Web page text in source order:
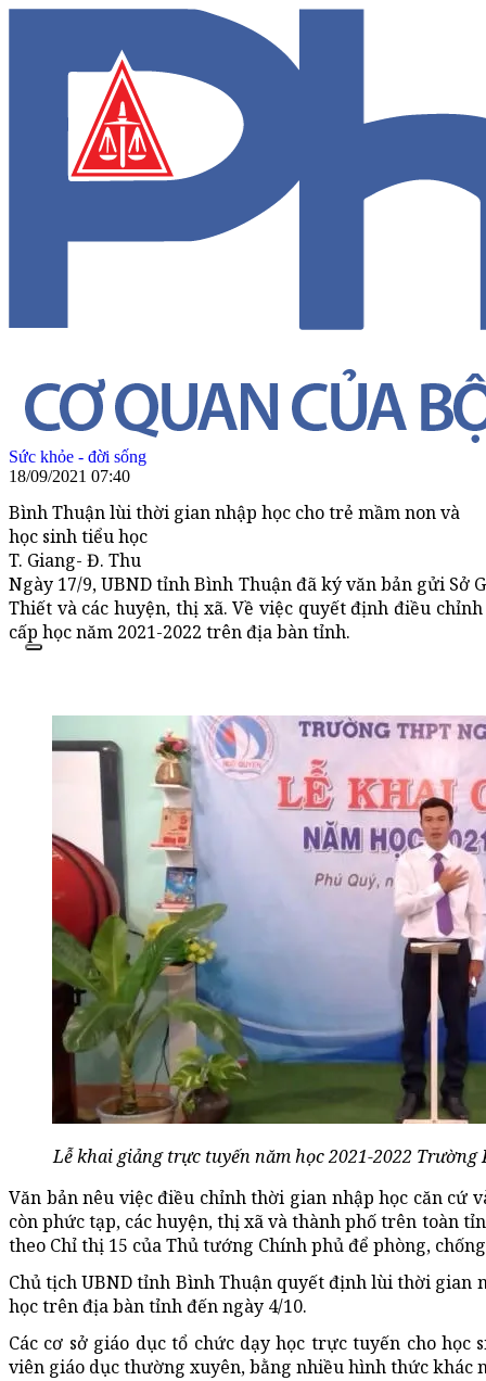
Sức khỏe - đời sống
18/09/2021 07:40
Bình Thuận lùi thời gian nhập học cho trẻ mầm non và
học sinh tiểu học
T. Giang- Đ. Thu
Ngày 17/9, UBND tỉnh Bình Thuận đã ký văn bản gửi Sở
Thiết và các huyện, thị xã. Về việc quyết định điều
cấp học năm 2021-2022 trên địa bàn tỉnh.
Lễ khai giảng trực tuyến năm học 2021-2022 Trường
Văn bản nêu việc điều chỉnh thời gian nhập học căn cứ
còn phức tạp, các huyện, thị xã và thành phố trên toàn
theo Chỉ thị 15 của Thủ tướng Chính phủ để phòng,
Chủ tịch UBND tỉnh Bình Thuận quyết định lùi thời gian
học trên địa bàn tỉnh đến ngày 4/10.
Các cơ sở giáo dục tổ chức dạy học trực tuyến cho học
viên giáo dục thường xuyên, bằng nhiều hình thức khác